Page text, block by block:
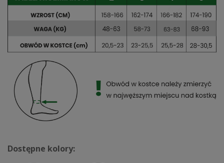
Dostępne kolory: